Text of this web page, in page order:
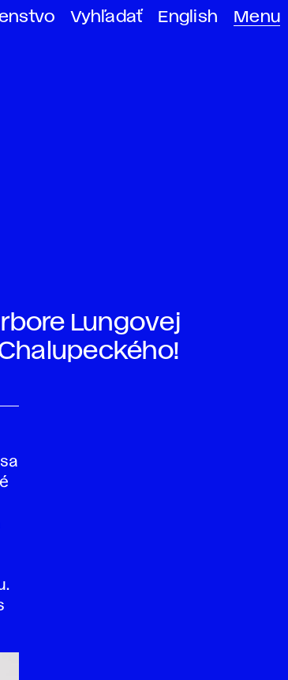
Vyhľadať English Menu
Lungovej